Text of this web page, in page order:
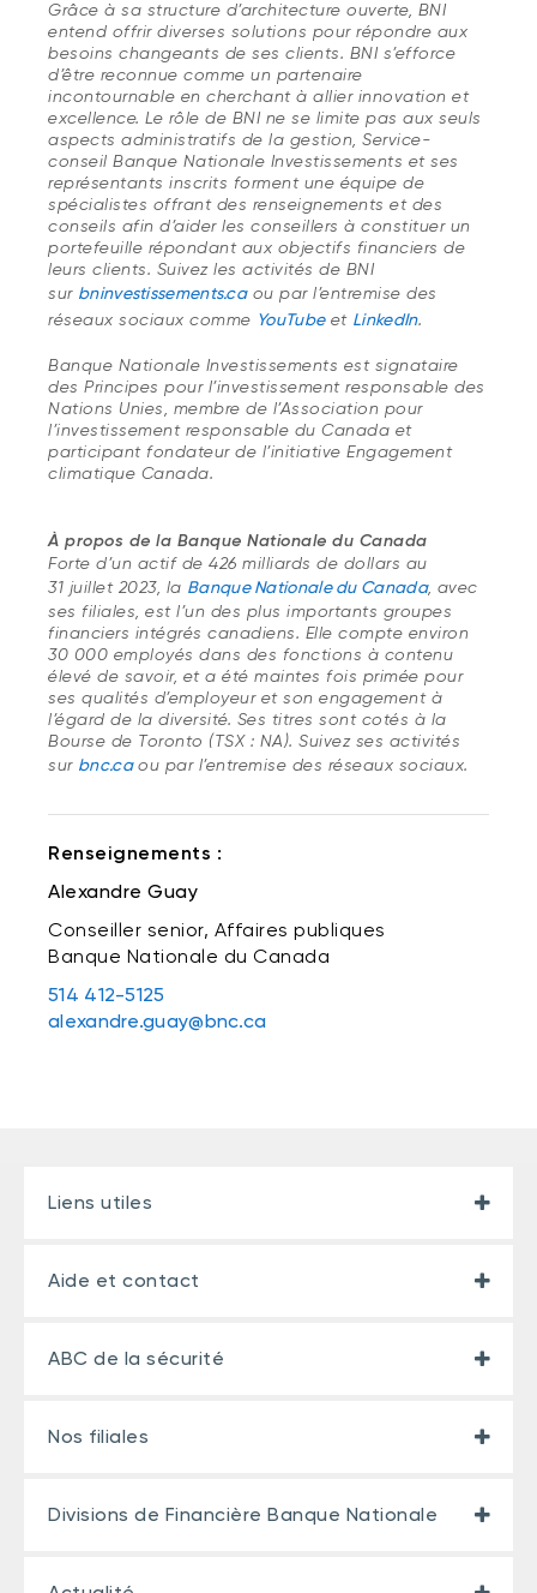
Grâce à sa structure d’architecture ouverte, BNI
entend offrir diverses solutions pour répondre aux
besoins changeants de ses clients. BNI s’efforce
d’être reconnue comme un partenaire
incontournable en cherchant à allier innovation et
excellence. Le rôle de BNI ne se limite pas aux seuls
aspects administratifs de la gestion, Service-
conseil Banque Nationale Investissements et ses
représentants inscrits forment une équipe de
spécialistes offrant des renseignements et des
conseils afin d’aider les conseillers à constituer un
portefeuille répondant aux objectifs financiers de
leurs clients. Suivez les activités de BNI
sur bninvestissements.ca ou par l’entremise des
réseaux sociaux comme YouTubeet LinkedIn.
Banque Nationale Investissements est signataire
des Principes pour l’investissement responsable des
Nations Unies, membre de l’Association pour
l’investissement responsable du Canada et
participant fondateur de l’initiative Engagement
climatique Canada.
À propos de la Banque Nationale du Canada
Forte d’un actif de 426 milliards de dollars au
31 juillet 2023, la Banque Nationale du Canada, avec
ses filiales, est l’un des plus importants groupes
financiers intégrés canadiens. Elle compte environ
30 000 employés dans des fonctions à contenu
élevé de savoir, et a été maintes fois primée pour
ses qualités d’employeur et son engagement à
l’égard de la diversité. Ses titres sont cotés à la
Bourse de Toronto (TSX : NA). Suivez ses activités
sur bnc.ca ou par l’entremise des réseaux sociaux.
Renseignements :
Alexandre Guay
Conseiller senior, Affaires publiques
Banque Nationale du Canada
514 412-5125
alexandre.guay@bnc.ca
Liens utiles
Aide et contact
ABC de la sécurité
Nos filiales
Divisions de Financière Banque Nationale